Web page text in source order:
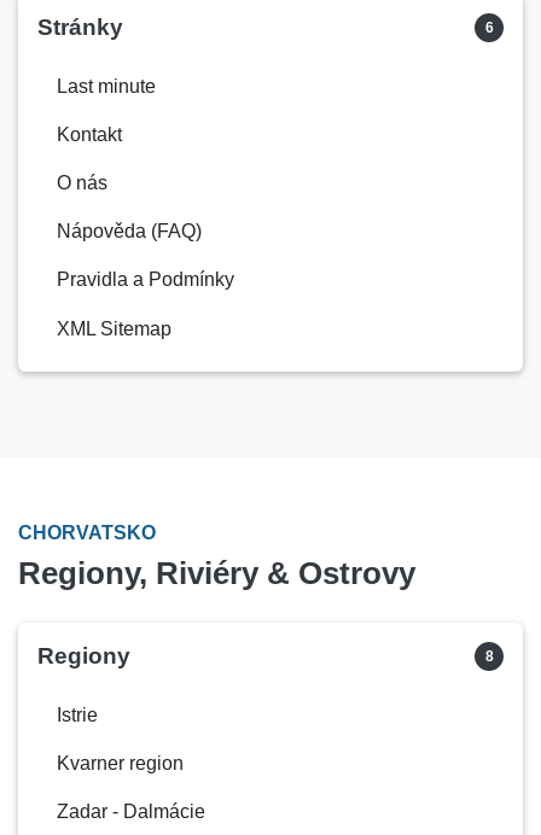
Stránky 6
Last minute
Kontakt
O nás
Nápověda (FAQ)
Pravidla a Podmínky
XML Sitemap
CHORVATSKO
Regiony, Riviéry & Ostrovy
Regiony 8
Istrie
Kvarner region
Zadar - Dalmácie